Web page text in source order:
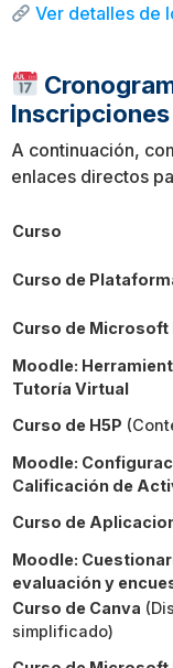
Ver detalles de
Inscripciones
A continuación,
enlaces directos
Curso
Curso de
Curso de Microsoft
Moodle:
Tutoría Virtual
Curso de H5P
Moodle:
Calificación de
Curso de
Moodle:
evaluación y
Curso de Canva
simplificado)